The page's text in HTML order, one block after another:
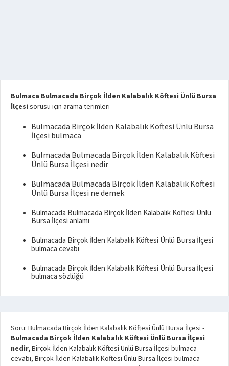
Bulmaca Bulmacada Birçok İlden Kalabalık Köftesi Ünlü Bursa
İlçesi sorusu için arama terimleri
Bulmacada Birçok İlden Kalabalık Köftesi Ünlü Bursa
İlçesi bulmaca
Bulmacada Bulmacada Birçok İlden Kalabalık Köftesi
Ünlü Bursa İlçesi nedir
Bulmacada Bulmacada Birçok İlden Kalabalık Köftesi
Ünlü Bursa İlçesi ne demek
Bulmacada Bulmacada Birçok İlden Kalabalık Köftesi Ünlü
Bursa İlçesi anlamı
Bulmacada Birçok İlden Kalabalık Köftesi Ünlü Bursa İlçesi
bulmaca cevabı
Bulmacada Birçok İlden Kalabalık Köftesi Ünlü Bursa İlçesi
bulmaca sözlüğü
Soru: Bulmacada Birçok İlden Kalabalık Köftesi Ünlü Bursa İlçesi -
Bulmacada Birçok İlden Kalabalık Köftesi Ünlü Bursa İlçesi
nedir,Birçok İlden Kalabalık Köftesi Ünlü Bursa İlçesi bulmaca
cevabı, Birçok İlden Kalabalık Köftesi Ünlü Bursa İlçesi bulmaca